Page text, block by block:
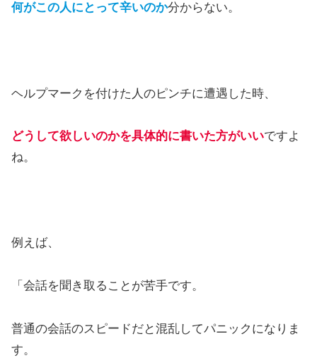
何がこの人にとって辛いのか分からない。
ヘルプマークを付けた人のピンチに遭遇した時、
どうして欲しいのかを具体的に書いた方がいいですよ
ね。
例えば、
「会話を聞き取ることが苦手です。
普通の会話のスピードだと混乱してパニックになりま
す。